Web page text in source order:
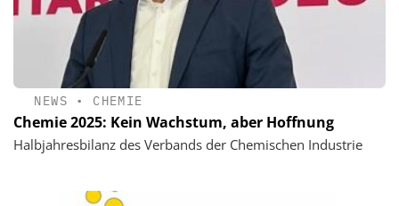
NEWS • CHEMIE
Chemie 2025: Kein Wachstum, aber Hoffnung
Halbjahresbilanz des Verbands der Chemischen Industrie